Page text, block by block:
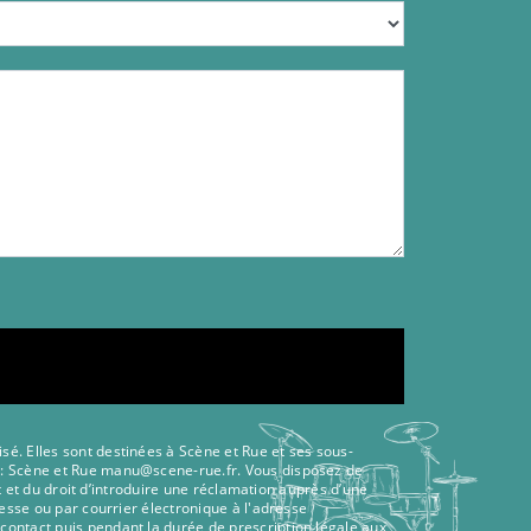
Elles sont destinées à Scène et Rue et ses sous-
et Rue manu@scene-rue.fr. Vous disposez de
du droit d’introduire une réclamation auprès d’une
ou par courrier électronique à l'adresse
puis pendant la durée de prescription légale aux